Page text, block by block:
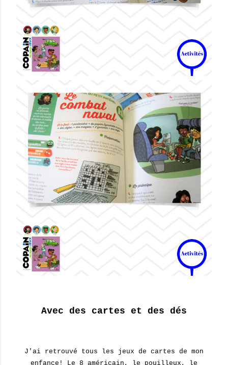
Avec des cartes et des dés
J'ai retrouvé tous les jeux de cartes de mon
enfance! Le 8 américain, le pouilleux, le